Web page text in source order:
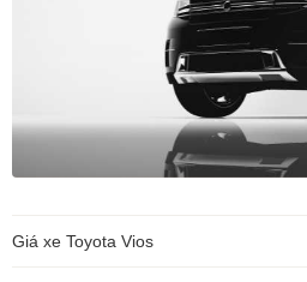
Giá xe Toyota Vios